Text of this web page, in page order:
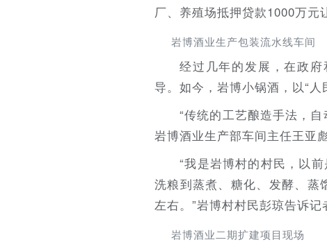
厂、养殖场抵押贷款1000万元
岩博酒业生产包装流水线车间
经过几年的发展，在政
导。如今，岩博小锅酒，以“人
“传统的工艺酿造手法，
岩博酒业生产部车间主任王亚彪
“我是岩博村的村民，以
洗粮到蒸煮、糖化、发酵、蒸
左右。”岩博村村民彭琼告诉记
岩博酒业二期扩建项目现场